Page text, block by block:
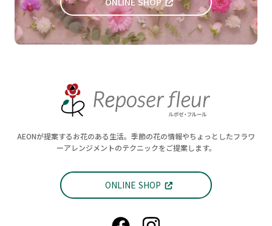
AEONが提案するお花のある生活。季節の花の情報やちょっとしたフラワ
ーアレンジメントのテクニックをご提案します。
ONLINE SHOP